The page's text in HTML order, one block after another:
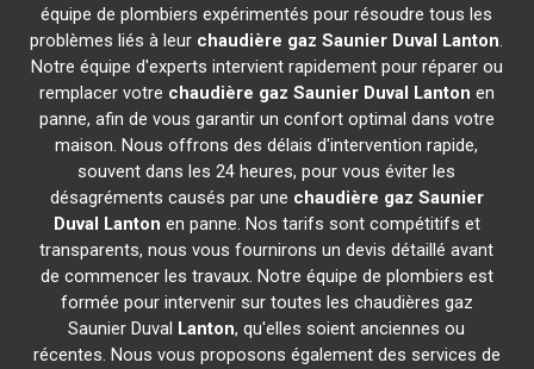
équipe de plombiers expérimentés pour résoudre tous les
problèmes liés à leur chaudière gaz Saunier Duval Lanton.
Notre équipe d'experts intervient rapidement pour réparer ou
remplacer votre chaudière gaz Saunier Duval Lanton en
panne, afin de vous garantir un confort optimal dans votre
maison. Nous offrons des délais d'intervention rapide,
souvent dans les 24 heures, pour vous éviter les
désagréments causés par une chaudière gaz Saunier
Duval Lanton en panne. Nos tarifs sont compétitifs et
transparents, nous vous fournirons un devis détaillé avant
de commencer les travaux. Notre équipe de plombiers est
formée pour intervenir sur toutes les chaudières gaz
Saunier Duval Lanton, qu'elles soient anciennes ou
récentes. Nous vous proposons également des services de